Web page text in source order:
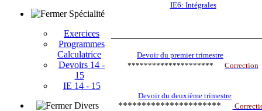
Spécialité
Exercices
Programmes
Calculatrice
Devoirs 14 -
15
IE 14 - 15
Divers
IE6: Intégrales
Devoir du premier trimestre
*********************
Correction
Devoir du deuxième trimestre
**********************